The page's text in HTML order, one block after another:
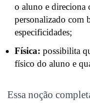
o aluno e direciona
personalizado com
especificidades;
Física: possibilita
físico do aluno e
Essa noção